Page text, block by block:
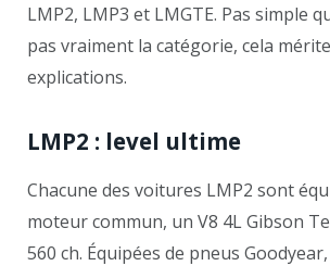
LMP2, LMP3 et LMGTE. Pas simple
pas vraiment la catégorie, cela
explications.
LMP2 : level ultime
Chacune des voitures LMP2 sont
moteur commun, un V8 4L Gibson
560 ch. Équipées de pneus